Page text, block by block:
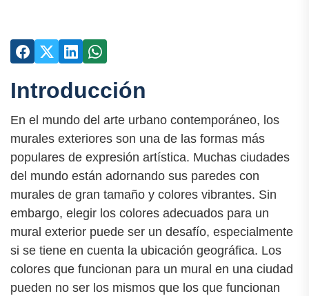
Introducción
En el mundo del arte urbano contemporáneo, los
murales exteriores son una de las formas más
populares de expresión artística. Muchas ciudades
del mundo están adornando sus paredes con
murales de gran tamaño y colores vibrantes. Sin
embargo, elegir los colores adecuados para un
mural exterior puede ser un desafío, especialmente
si se tiene en cuenta la ubicación geográfica. Los
colores que funcionan para un mural en una ciudad
pueden no ser los mismos que los que funcionan